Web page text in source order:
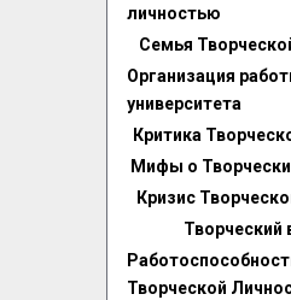
личностью
Семья
Организация
университета
Критика
Мифы о
Кризис
Творческий
Творческой